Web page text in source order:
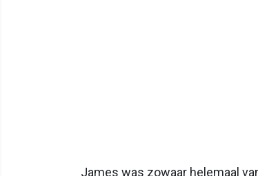
James was zowaar helemaal